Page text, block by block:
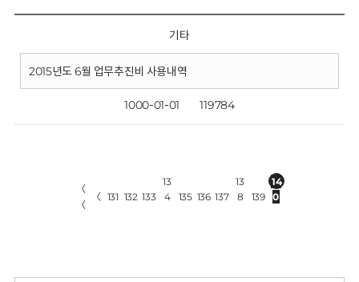
기타
2015년도 6월 업무추진비 사용내역
1000-01-01 119784
〈
〈
〈 131 132 133
13
4
135 136 137
13
8
139
14
0